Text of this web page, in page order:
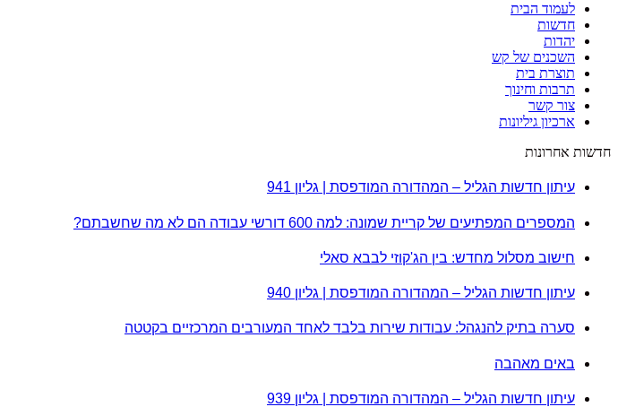
לעמוד הבית
חדשות
יהדות
השכנים של קש
תוצרת בית
תרבות וחינוך
צור קשר
ארכיון גיליונות
חדשות אחרונות
עיתון חדשות הגליל – המהדורה המודפסת | גליון 941
המספרים המפתיעים של קריית שמונה: למה 600 דורשי עבודה הם לא מה שחשבתם?
חישוב מסלול מחדש: בין הג'קוזי לבבא סאלי
עיתון חדשות הגליל – המהדורה המודפסת | גליון 940
סערה בתיק להנגהל: עבודות שירות בלבד לאחד המעורבים המרכזיים בקטטה
באים מאהבה
עיתון חדשות הגליל – המהדורה המודפסת | גליון 939